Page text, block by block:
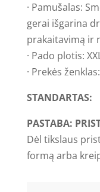
· Pamušalas:
gerai išgarina
prakaitavimą ir
· Pado plotis:
· Prekės
STANDARTAS:
PASTABA:
Dėl tikslaus
formą arba